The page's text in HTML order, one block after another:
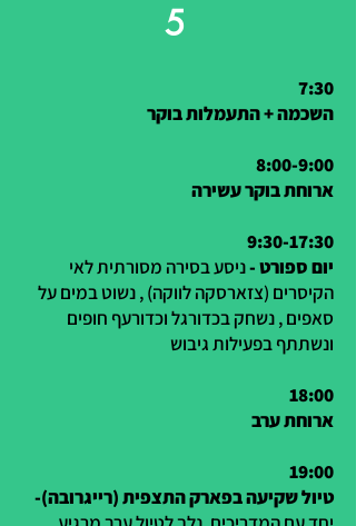
5
7:30
השכמה + התעמלות בוקר
8:00-9:00
ארוחת בוקר עשירה
9:30-17:30
יום ספורט -ניסע בסירה מסורתית לאי
הקיסרים (צזארסקה לווקה) , נשוט במים על
סאפים , נשחק בכדורגל וכדורעף חופים
ונשתתף בפעילות גיבוש
18:00
ארוחת ערב
19:00
טיול שקיעה בפארק התצפית (רייגרובה)-